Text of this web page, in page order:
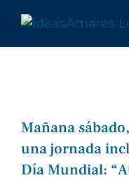
contenido
Mañana
una jornada
Día Mundial: